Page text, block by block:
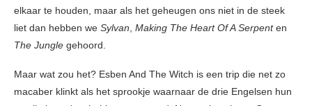
elkaar te houden, maar als het geheugen ons niet in de steek
liet dan hebben we Sylvan, Making The Heart Of A Serpenten
The Jungle gehoord.
Maar wat zou het? Esben And The Witch is een trip die net zo
macaber klinkt als het sprookje waarnaar de drie Engelsen hun